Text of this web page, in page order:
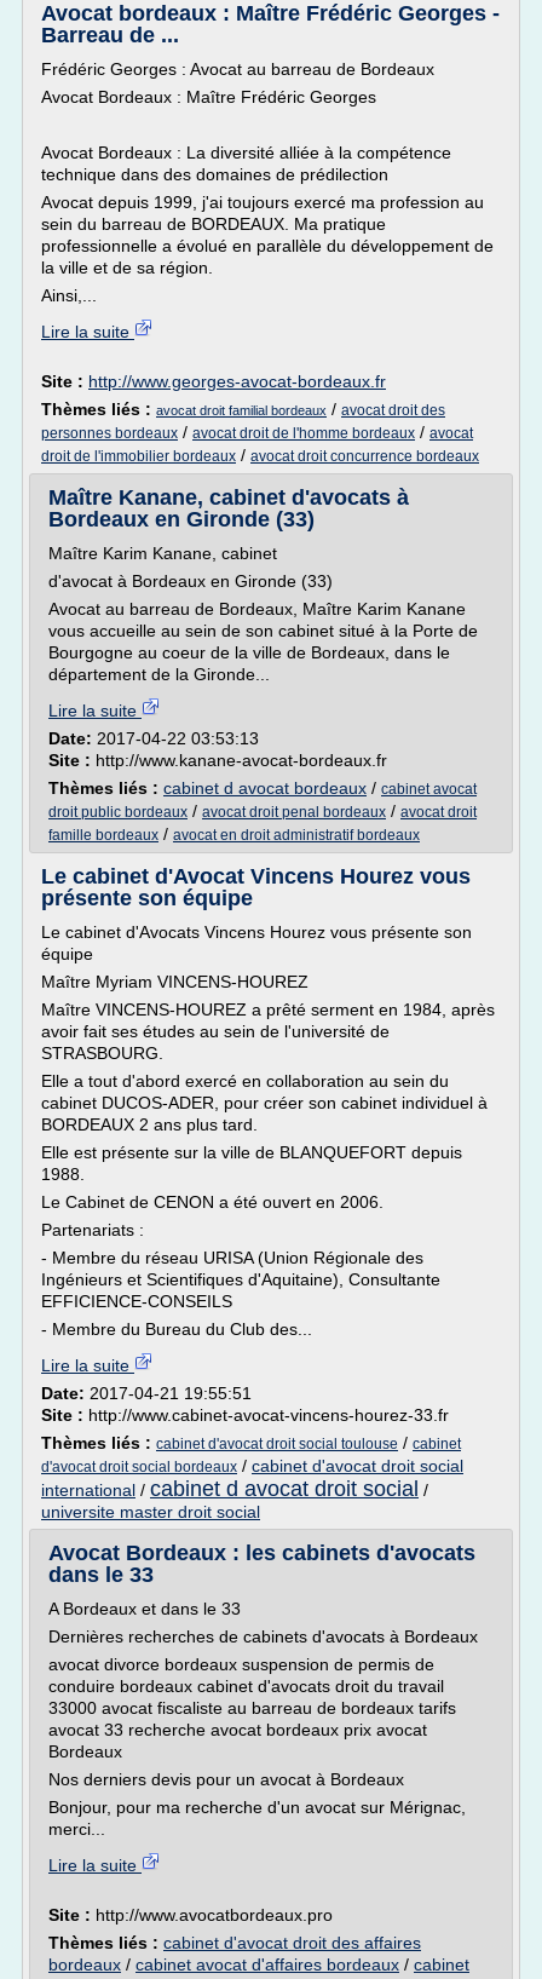
Avocat bordeaux : Maître Frédéric Georges -
Barreau de ...
Frédéric Georges : Avocat au barreau de Bordeaux
Avocat Bordeaux : Maître Frédéric Georges
Avocat Bordeaux : La diversité alliée à la compétence
technique dans des domaines de prédilection
Avocat depuis 1999, j'ai toujours exercé ma profession au
sein du barreau de BORDEAUX. Ma pratique
professionnelle a évolué en parallèle du développement de
la ville et de sa région.
Ainsi,...
Lire la suite
Site : http://www.georges-avocat-bordeaux.fr
Thèmes liés : avocat droit familial bordeaux / avocat droit des
personnes bordeaux / avocat droit de l'homme bordeaux / avocat
droit de l'immobilier bordeaux / avocat droit concurrence bordeaux
Maître Kanane, cabinet d'avocats à
Bordeaux en Gironde (33)
Maître Karim Kanane, cabinet
d'avocat à Bordeaux en Gironde (33)
Avocat au barreau de Bordeaux, Maître Karim Kanane
vous accueille au sein de son cabinet situé à la Porte de
Bourgogne au coeur de la ville de Bordeaux, dans le
département de la Gironde...
Lire la suite
Date: 2017-04-22 03:53:13
Site : http://www.kanane-avocat-bordeaux.fr
Thèmes liés : cabinet d avocat bordeaux / cabinet avocat
droit public bordeaux / avocat droit penal bordeaux / avocat droit
famille bordeaux / avocat en droit administratif bordeaux
Le cabinet d'Avocat Vincens Hourez vous
présente son équipe
Le cabinet d'Avocats Vincens Hourez vous présente son
équipe
Maître Myriam VINCENS-HOUREZ
Maître VINCENS-HOUREZ a prêté serment en 1984, après
avoir fait ses études au sein de l'université de
STRASBOURG.
Elle a tout d'abord exercé en collaboration au sein du
cabinet DUCOS-ADER, pour créer son cabinet individuel à
BORDEAUX 2 ans plus tard.
Elle est présente sur la ville de BLANQUEFORT depuis
1988.
Le Cabinet de CENON a été ouvert en 2006.
Partenariats :
- Membre du réseau URISA (Union Régionale des
Ingénieurs et Scientifiques d'Aquitaine), Consultante
EFFICIENCE-CONSEILS
- Membre du Bureau du Club des...
Lire la suite
Date: 2017-04-21 19:55:51
Site : http://www.cabinet-avocat-vincens-hourez-33.fr
Thèmes liés : cabinet d'avocat droit social toulouse / cabinet
d'avocat droit social bordeaux / cabinet d'avocat droit social
international / cabinet d avocat droit social /
universite master droit social
Avocat Bordeaux : les cabinets d'avocats
dans le 33
A Bordeaux et dans le 33
Dernières recherches de cabinets d'avocats à Bordeaux
avocat divorce bordeaux suspension de permis de
conduire bordeaux cabinet d'avocats droit du travail
33000 avocat fiscaliste au barreau de bordeaux tarifs
avocat 33 recherche avocat bordeaux prix avocat
Bordeaux
Nos derniers devis pour un avocat à Bordeaux
Bonjour, pour ma recherche d'un avocat sur Mérignac,
merci...
Lire la suite
Site : http://www.avocatbordeaux.pro
Thèmes liés : cabinet d'avocat droit des affaires
bordeaux / cabinet avocat d'affaires bordeaux / cabinet